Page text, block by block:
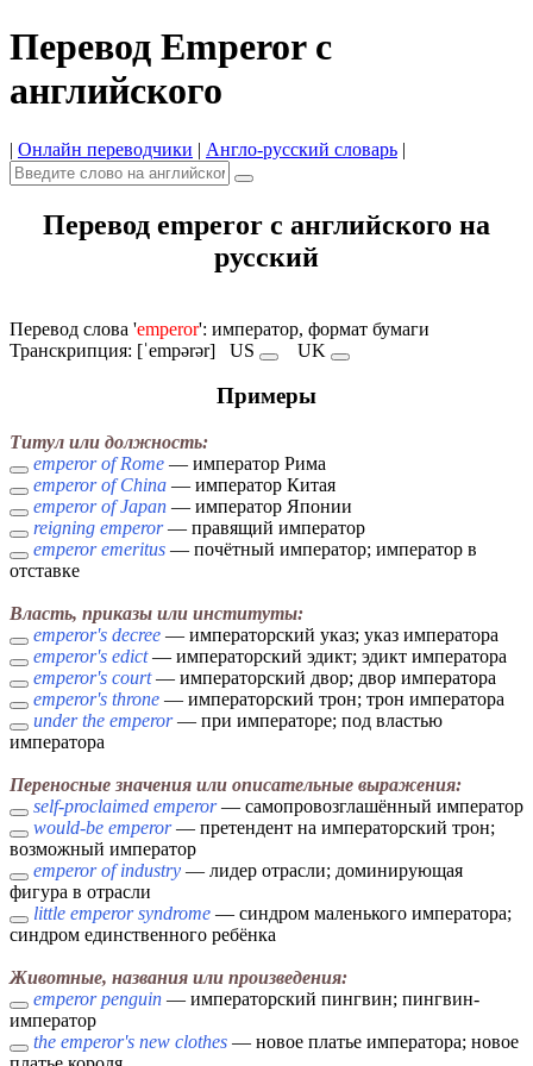
Перевод Emperor с
английского
| Онлайн переводчики | Англо-русский словарь |
Перевод emperor с английского на
русский
Перевод слова 'emperor': император, формат бумаги
Транскрипция: [ˈempərər] US UK
Примеры
Титул или должность:
emperor of Rome — император Рима
emperor of China — император Китая
emperor of Japan — император Японии
reigning emperor— правящий император
emperor emeritus — почётный император; император в
отставке
Власть, приказы или институты:
emperor's decree — императорский указ; указ императора
emperor's edict— императорский эдикт; эдикт императора
emperor's court— императорский двор; двор императора
emperor's throne — императорский трон; трон императора
under the emperor— при императоре; под властью
императора
Переносные значения или описательные выражения:
self-proclaimed emperor— самопровозглашённый император
would-be emperor— претендент на императорский трон;
возможный император
emperor of industry — лидер отрасли; доминирующая
фигура в отрасли
little emperor syndrome — синдром маленького императора;
синдром единственного ребёнка
Животные, названия или произведения:
emperor penguin — императорский пингвин; пингвин-
император
the emperor's new clothes — новое платье императора; новое